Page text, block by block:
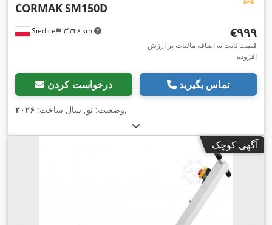
Siedlce ۳٬۳۴۶ km
CORMAKSM150D
‎€۹۹۹
قیمت ثابت به اضافه مالیات بر ارزش
افزوده
درخواست کردن تماس بگیرید
وضعیت: نو, سال ساخت: ۲۰۲۶ ,
آگهی کوچک